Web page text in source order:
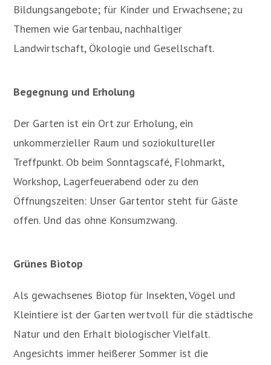
Bildungsangebote; für Kinder und Erwachsene; zu
Themen wie Gartenbau, nachhaltiger
Landwirtschaft, Ökologie und Gesellschaft.
Begegnung und Erholung
Der Garten ist ein Ort zur Erholung, ein
unkommerzieller Raum und soziokultureller
Treffpunkt. Ob beim Sonntagscafé, Flohmarkt,
Workshop, Lagerfeuerabend oder zu den
Öffnungszeiten: Unser Gartentor steht für Gäste
offen. Und das ohne Konsumzwang.
Grünes Biotop
Als gewachsenes Biotop für Insekten, Vögel und
Kleintiere ist der Garten wertvoll für die städtische
Natur und den Erhalt biologischer Vielfalt.
Angesichts immer heißerer Sommer ist die